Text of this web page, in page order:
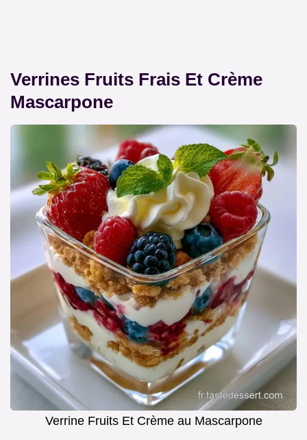
Verrines Fruits Frais Et Crème
Mascarpone
Verrine Fruits Et Crème au Mascarpone